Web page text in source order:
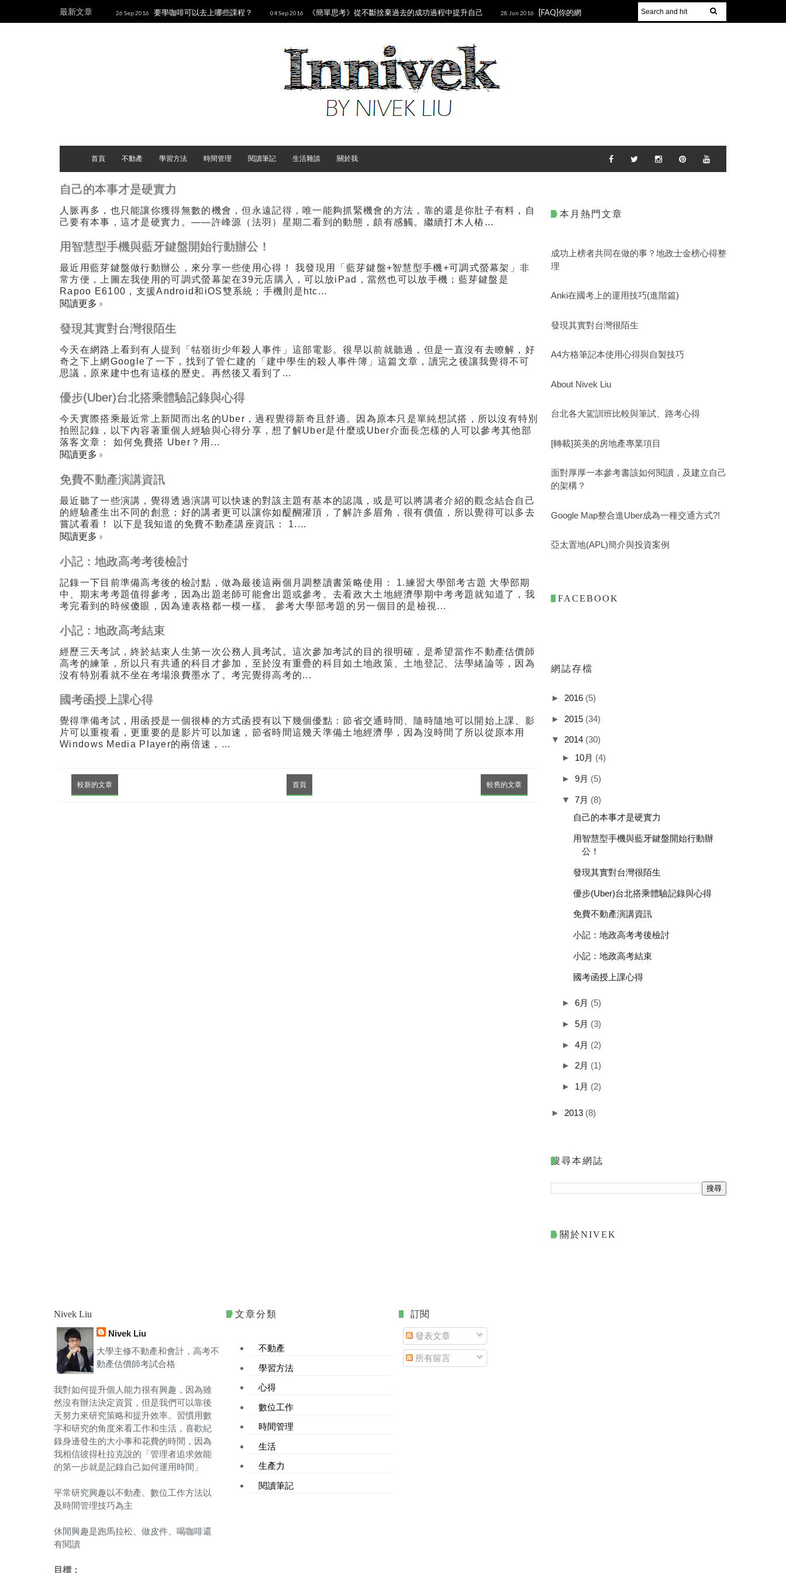
最新文章 26 Sep 2016 要學咖啡可以去上哪些課程？ 04 Sep 2016 《簡單思考》從不斷捨棄過去的成功過程中提升自己 28 Jun 2016
[FAQ]你的網
首頁 不動產 學習方法 時間管理 閱讀筆記 生活雜談 關於我
自己的本事才是硬實力
人脈再多，也只能讓你獲得無數的機會，但永遠記得，唯一能夠抓緊機會的方法，靠的還是你肚子有料，自
己要有本事，這才是硬實力。——許峰源（法羽）星期二看到的動態，頗有感觸。繼續打木人樁...
用智慧型手機與藍牙鍵盤開始行動辦公！
最近用藍芽鍵盤做行動辦公，來分享一些使用心得！ 我發現用「藍芽鍵盤+智慧型手機+可調式螢幕架」非
常方便，上圖左我使用的可調式螢幕架在39元店購入，可以放iPad，當然也可以放手機；藍芽鍵盤是
Rapoo E6100，支援Android和iOS雙系統；手機則是htc...
閱讀更多 »
發現其實對台灣很陌生
今天在網路上看到有人提到「牯嶺街少年殺人事件」這部電影。很早以前就聽過，但是一直沒有去瞭解，好
奇之下上網Google了一下，找到了管仁建的「建中學生的殺人事件簿」這篇文章，讀完之後讓我覺得不可
思議，原來建中也有這樣的歷史。再然後又看到了...
優步(Uber)台北搭乘體驗記錄與心得
今天實際搭乘最近常上新聞而出名的Uber，過程覺得新奇且舒適。因為原本只是單純想試搭，所以沒有特別
拍照記錄，以下內容著重個人經驗與心得分享，想了解Uber是什麼或Uber介面長怎樣的人可以參考其他部
落客文章： 如何免費搭 Uber？用...
閱讀更多 »
免費不動產演講資訊
最近聽了一些演講，覺得透過演講可以快速的對該主題有基本的認識，或是可以將講者介紹的觀念結合自己
的經驗產生出不同的創意；好的講者更可以讓你如醍醐灌頂，了解許多眉角，很有價值，所以覺得可以多去
嘗試看看！ 以下是我知道的免費不動產講座資訊： 1....
閱讀更多 »
小記：地政高考考後檢討
記錄一下目前準備高考後的檢討點，做為最後這兩個月調整讀書策略使用： 1.練習大學部考古題 大學部期
中、期末考考題值得參考，因為出題老師可能會出題或參考。去看政大土地經濟學期中考考題就知道了，我
考完看到的時候傻眼，因為連表格都一模一樣。 參考大學部考題的另一個目的是檢視...
小記：地政高考結束
經歷三天考試，終於結束人生第一次公務人員考試。這次參加考試的目的很明確，是希望當作不動產估價師
高考的練筆，所以只有共通的科目才參加，至於沒有重疊的科目如土地政策、土地登記、法學緒論等，因為
沒有特別看就不坐在考場浪費墨水了。考完覺得高考的...
國考函授上課心得
覺得準備考試，用函授是一個很棒的方式函授有以下幾個優點：節省交通時間、隨時隨地可以開始上課、影
片可以重複看，更重要的是影片可以加速，節省時間這幾天準備土地經濟學，因為沒時間了所以從原本用
Windows Media Player的兩倍速，...
較新的文章 較舊的文章
首頁
本月熱門文章
成功上榜者共同在做的事？地政士金榜心得整
理
Anki在國考上的運用技巧(進階篇)
發現其實對台灣很陌生
A4方格筆記本使用心得與自製技巧
About Nivek Liu
台北各大駕訓班比較與筆試、路考心得
[轉載]英美的房地產專業項目
面對厚厚一本參考書該如何閱讀，及建立自己
的架構？
Google Map整合進Uber成為一種交通方式?!
亞太置地(APL)簡介與投資案例
. FACEBOOK
網誌存檔
► 2016 (5)
► 2015 (34)
▼ 2014 (30)
► 10月 (4)
► 9月 (5)
▼ 7月 (8)
自己的本事才是硬實力
用智慧型手機與藍牙鍵盤開始行動辦
公！
發現其實對台灣很陌生
優步(Uber)台北搭乘體驗記錄與心得
免費不動產演講資訊
小記：地政高考考後檢討
小記：地政高考結束
國考函授上課心得
► 6月 (5)
► 5月 (3)
► 4月 (2)
► 2月 (1)
► 1月 (2)
► 2013 (8)
搜尋本網誌
關於NIVEK
Nivek Liu
Nivek Liu
大學主修不動產和會計，高考不
動產估價師考試合格
我對如何提升個人能力很有興趣，因為雖
然沒有辦法決定資質，但是我們可以靠後
天努力來研究策略和提升效率。習慣用數
字和研究的角度來看工作和生活，喜歡紀
錄身邊發生的大小事和花費的時間，因為
我相信彼得杜拉克說的「管理者追求效能
的第一步就是記錄自己如何運用時間」
平常研究興趣以不動產、數位工作方法以
及時間管理技巧為主
休閒興趣是跑馬拉松、做皮件、喝咖啡還
有閱讀
目標：
文章分類
不動產
學習方法
心得
數位工作
時間管理
生活
生產力
閱讀筆記
. 訂閱
發表文章
所有留言